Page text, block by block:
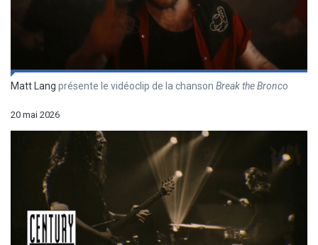
Matt Lang présente le vidéoclip de la chanson Break the Bronco
20 mai 2026